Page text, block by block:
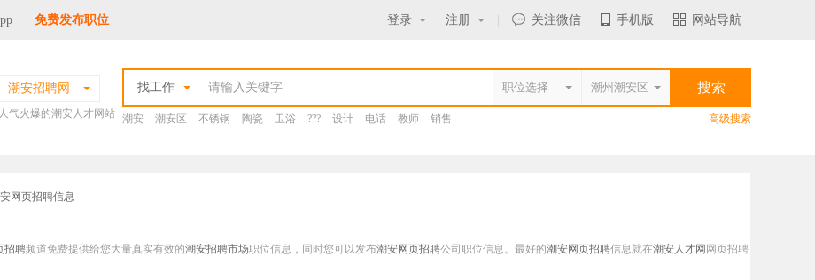
免费发布职位 登录 注册 关注微信 手机版 网站导航
潮安招聘网
人气火爆的潮安人才网站
找工作
潮安 潮安区 不锈钢 陶瓷 卫浴 ??? 设计 电话 教师 销售 高级搜索
网页招聘信息
招聘频道免费提供给您大量真实有效的潮安招聘市场职位信息，同时您可以发布潮安网页招聘公司职位信息。最好的潮安网页招聘信息就在潮安人才网 网页招聘